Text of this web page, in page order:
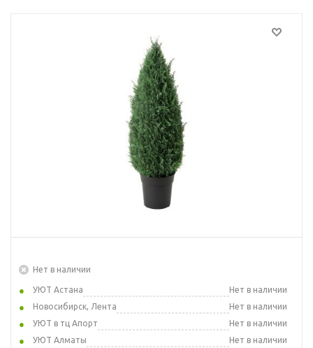
Нет в наличии
УЮТ Астана
Нет в наличии
Новосибирск, Лента
Нет в наличии
УЮТ в тц Апорт
Нет в наличии
УЮТ Алматы
Нет в наличии